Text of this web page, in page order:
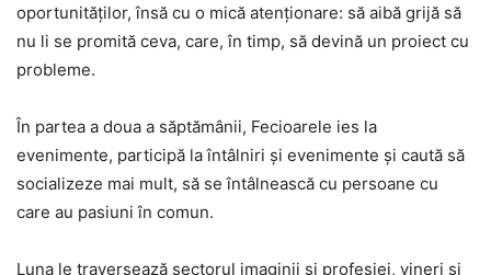
oportunităților, însă cu o mică atenționare: să aibă grijă să
nu li se promită ceva, care, în timp, să devină un proiect cu
probleme.
În partea a doua a săptămânii, Fecioarele ies la
evenimente, participă la întâlniri și evenimente și caută să
socializeze mai mult, să se întâlnească cu persoane cu
care au pasiuni în comun.
Luna le traversează sectorul imaginii și profesiei, vineri și